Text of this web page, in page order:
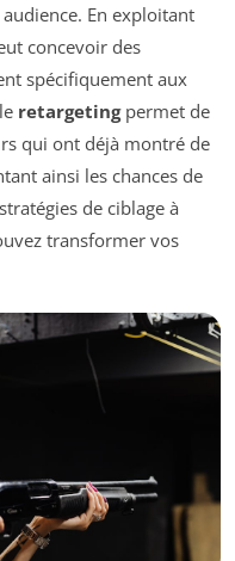
En exploitant
concevoir des
spécifiquement aux
retargetingpermet de
qui ont déjà montré de
ainsi les chances de
de ciblage à
transformer vos